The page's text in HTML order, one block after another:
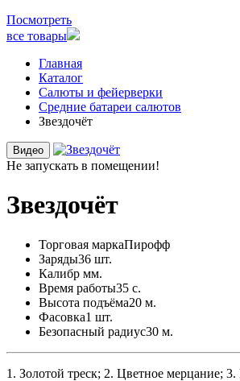
Посмотреть
все товары
Главная
Каталог
Салюты и фейерверки
Средние батареи салютов
Звездочёт
Видео
Не запускать в помещении!
Звездочёт
Торговая маркаПирофф
Заряды36 шт.
Калибр мм.
Время работы35 с.
Высота подъёма20 м.
Фасовка1 шт.
Безопасный радиус30 м.
1. Золотой треск; 2. Цветное мерцание;